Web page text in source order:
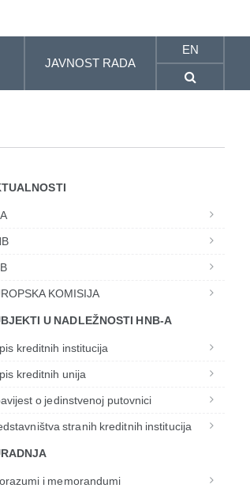
JAVNOST RADA
EN
KOMISIJA
U NADLEŽNOSTI HNB-A
kreditnih institucija
kreditnih unija
o jedinstvenoj putovnici
stranih kreditnih institucija
i memorandumi